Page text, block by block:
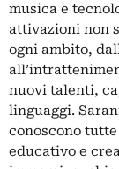
musica e
attivazioni non
ogni ambito,
nuovi talenti,
linguaggi.
conoscono
educativo e